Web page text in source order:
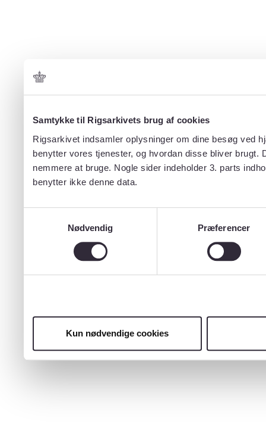
Samtykke til Rigsarkivets brug af cookies
Rigsarkivet indsamler oplysninger om dine besøg ved
benytter vores tjenester, og hvordan disse bliver
nemmere at bruge. Nogle sider indeholder 3. parts
benytter ikke denne data.
Nødvendig
Præferencer
Kun nødvendige cookies